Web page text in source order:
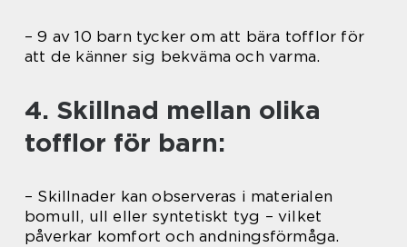
– 9 av 10 barn tycker om att bära tofflor för
att de känner sig bekväma och varma.
4. Skillnad mellan olika
tofflor för barn:
– Skillnader kan observeras i materialen
bomull, ull eller syntetiskt tyg – vilket
påverkar komfort och andningsförmåga.